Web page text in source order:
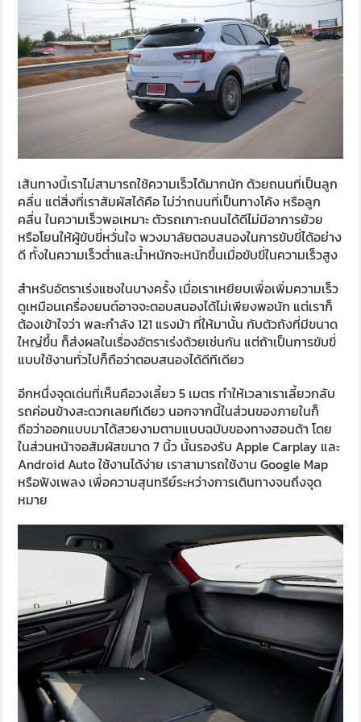
เส้นทางนี้เราไม่สามารถใช้ความเร็วได้มากนัก ด้วยถนนที่เป็นลูก
คลื่น แต่สิ่งที่เราสัมผัสได้คือ ไม่ว่าถนนที่เป็นทางโค้ง หรือลูก
คลื่น ในความเร็วพอเหมาะ ตัวรถเกาะถนนได้ดีไม่มีอาการย้วย
หรือโยนให้ผู้ขับขี่หวั่นใจ พวงมาลัยตอบสนองในการขับขี่ได้อย่าง
ดี ทั้งในความเร็วต่ำและน้ำหนักจะหนักขึ้นเมื่อขับขี่ในความเร็วสูง
สำหรับอัตราเร่งแซงในบางครั้ง เมื่อเราเหยียบเพื่อเพิ่มความเร็ว
ดูเหมือนเครื่องยนต์อาจจะตอบสนองได้ไม่เพียงพอนัก แต่เราก็
ต้องเข้าใจว่า พละกำลัง 121 แรงม้า ที่ให้มานั้น กับตัวถังที่มีขนาด
ใหญ่ขึ้น ก็ส่งผลในเรื่องอัตราเร่งด้วยเช่นกัน แต่ถ้าเป็นการขับขี่
แบบใช้งานทั่วไปก็ถือว่าตอบสนองได้ดีทีเดียว
อีกหนึ่งจุดเด่นที่เห็นคือวงเลี้ยว 5 เมตร ทำให้เวลาเราเลี้ยวกลับ
รถค่อนข้างสะดวกเลยทีเดียว นอกจากนี้ในส่วนของภายในก็
ถือว่าออกแบบมาได้สวยงามตามแบบฉบับของทางฮอนด้า โดย
ในส่วนหน้าจอสัมผัสขนาด 7 นิ้ว นั้นรองรับ Apple Carplay และ
Android Auto ใช้งานได้ง่าย เราสามารถใช้งาน Google Map
หรือฟังเพลง เพื่อความสุนทรีย์ระหว่างการเดินทางจนถึงจุด
หมาย